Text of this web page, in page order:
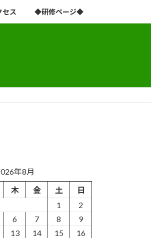
セス ◆研修ページ◆
年8月
木 金 土
日
1
2
6 7 8
9
13 14 15
16